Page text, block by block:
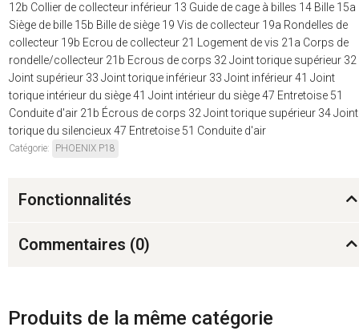
12b Collier de collecteur inférieur 13 Guide de cage à billes 14 Bille 15a
Siège de bille 15b Bille de siège 19 Vis de collecteur 19a Rondelles de
collecteur 19b Ecrou de collecteur 21 Logement de vis 21a Corps de
rondelle/collecteur 21b Ecrous de corps 32 Joint torique supérieur 32
Joint supérieur 33 Joint torique inférieur 33 Joint inférieur 41 Joint
torique intérieur du siège 41 Joint intérieur du siège 47 Entretoise 51
Conduite d'air 21b Écrous de corps 32 Joint torique supérieur 34 Joint
torique du silencieux 47 Entretoise 51 Conduite d'air
Catégorie: PHOENIX P18
Fonctionnalités
Commentaires (0)
Produits de la même catégorie